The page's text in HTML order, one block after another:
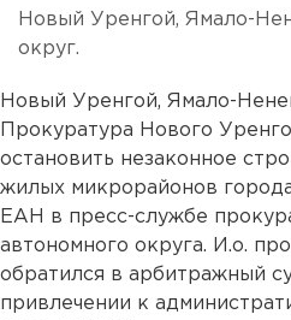
Новый Уренгой, Ямало-
округ.
Новый Уренгой, Ямало-
Прокуратура Нового
остановить незаконное
жилых микрорайонов
ЕАН в пресс-службе
автономного округа. И.о.
обратился в арбитражный
привлечении к